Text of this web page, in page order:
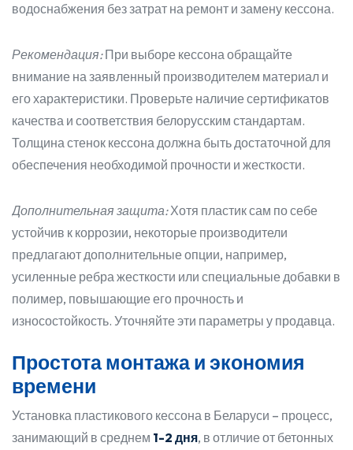
водоснабжения без затрат на ремонт и замену кессона.
Рекомендация:При выборе кессона обращайте
внимание на заявленный производителем материал и
его характеристики. Проверьте наличие сертификатов
качества и соответствия белорусским стандартам.
Толщина стенок кессона должна быть достаточной для
обеспечения необходимой прочности и жесткости.
Дополнительная защита:Хотя пластик сам по себе
устойчив к коррозии, некоторые производители
предлагают дополнительные опции, например,
усиленные ребра жесткости или специальные добавки в
полимер, повышающие его прочность и
износостойкость. Уточняйте эти параметры у продавца.
Простота монтажа и экономия
времени
Установка пластикового кессона в Беларуси – процесс,
занимающий в среднем 1-2 дня, в отличие от бетонных